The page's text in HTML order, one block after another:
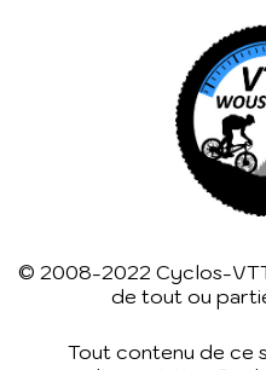
© 2008-2022 Cyclos-
de tout ou
Tout contenu de ce